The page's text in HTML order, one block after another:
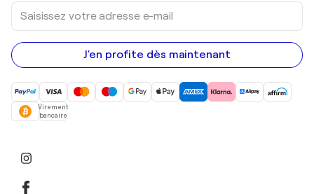
Saisissez
votre
adresse
e-
mail
J'en profite dès maintenant
Virement
bancaire